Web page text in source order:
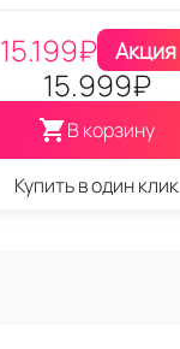
15.199₽ Акция
15.999₽
В корзину
Купить в один клик